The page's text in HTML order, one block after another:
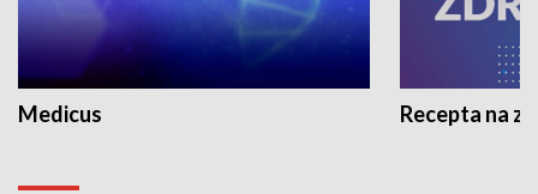
Medicus Recepta na